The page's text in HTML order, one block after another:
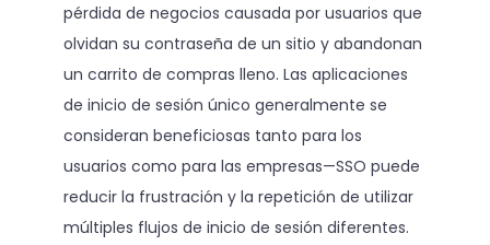
pérdida de negocios causada por usuarios que
olvidan su contraseña de un sitio y abandonan
un carrito de compras lleno. Las aplicaciones
de inicio de sesión único generalmente se
consideran beneficiosas tanto para los
usuarios como para las empresas—SSO puede
reducir la frustración y la repetición de utilizar
múltiples flujos de inicio de sesión diferentes.